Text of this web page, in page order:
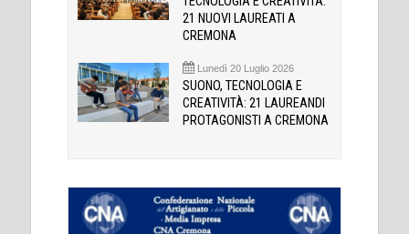
21 NUOVI LAUREATI A
CREMONA
Lunedì 20 Luglio 2026
SUONO, TECNOLOGIA E
CREATIVITÀ: 21 LAUREANDI
PROTAGONISTI A CREMONA